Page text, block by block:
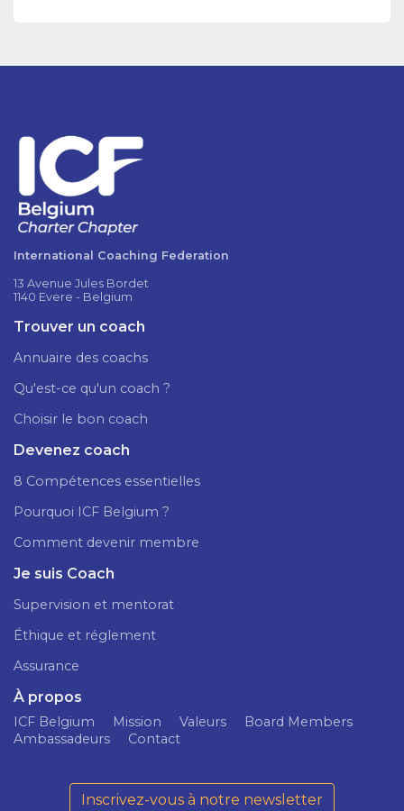
International Coaching Federation
13 Avenue Jules Bordet
1140 Evere - Belgium
Trouver un coach
Annuaire des coachs
Qu'est-ce qu'un coach ?
Choisir le bon coach
Devenez coach
8 Compétences essentielles
Pourquoi ICF Belgium ?
Comment devenir membre
Je suis Coach
Supervision et mentorat
Éthique et réglement
Assurance
À propos
ICF Belgium Mission Valeurs
Board Members
Ambassadeurs
Contact
Inscrivez-vous à notre newsletter